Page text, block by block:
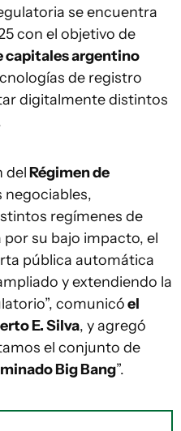
se encuentra
con el objetivo de
capitales argentino
de registro
digitalmente distintos
delRégimen de
negociables,
regímenes de
su bajo impacto, el
pública automática
y extendiendo la
comunicóel
E. Silva, y agregó
el conjunto de
Big Bang”.